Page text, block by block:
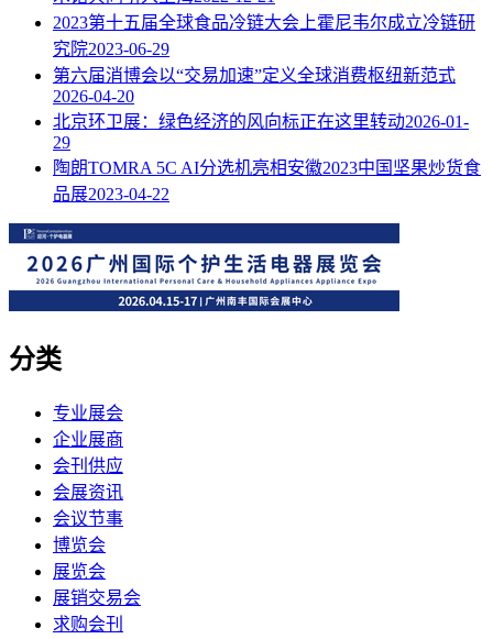
2023第十五届全球食品冷链大会上霍尼韦尔成立冷链研
究院2023-06-29
第六届消博会以“交易加速”定义全球消费枢纽新范式
2026-04-20
北京环卫展：绿色经济的风向标正在这里转动2026-01-
29
陶朗TOMRA 5C AI分选机亮相安徽2023中国坚果炒货食
品展2023-04-22
分类
专业展会
企业展商
会刊供应
会展资讯
会议节事
博览会
展览会
展销交易会
求购会刊